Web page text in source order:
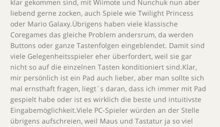
klar gekommen sind, mit Wiimote und Nunchuk nun aber
liebend gerne zocken, auch Spiele wie Twilight Princess
oder Mario Galaxy.Übrigens haben viele klassische
Coregames das gleiche Problem andersrum, da werden
Buttons oder ganze Tastenfolgen eingeblendet. Damit sind
viele Gelegenheitsspieler eher überfordert, weil sie gar
nicht so auf die einzelnen Tasten konditioniert sind.Klar,
mir persönlich ist ein Pad auch lieber, aber man sollte sich
mal ernsthaft fragen, liegt´s daran, dass ich immer mit Pad
gespielt habe oder ist es wirklich die beste und intuitivste
Eingabemöglichkeit.Viele PC-Spieler würden an der Stelle
übrigens aufschreien, weil Maus und Tastatur ja so viel